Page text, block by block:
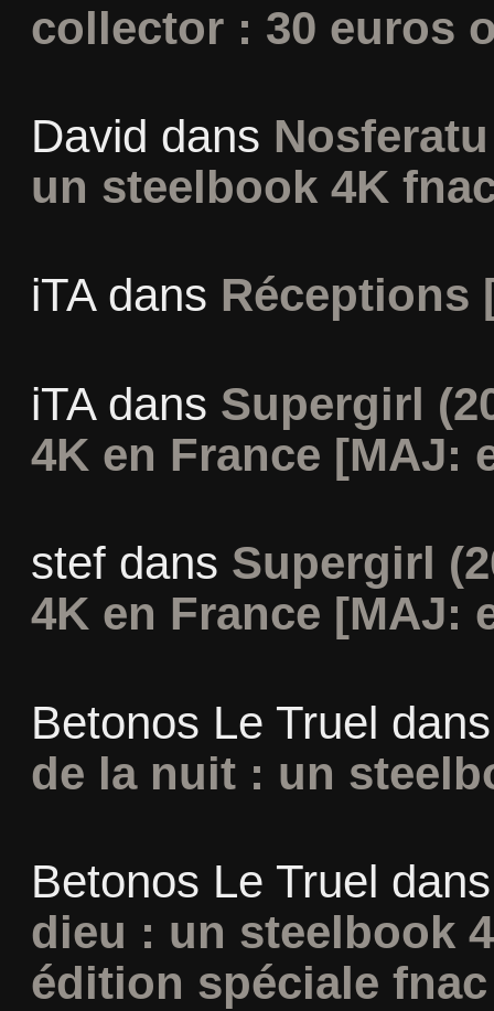
collector : 30 euros
David dans
un steelbook 4K
iTAdans Réceptions
iTAdans Supergirl
4K en France [MAJ:
stefdans Supergirl
4K en France [MAJ:
Betonos Le Truel
de la nuit : un
Betonos Le Truel
dieu : un steelbook
édition spéciale